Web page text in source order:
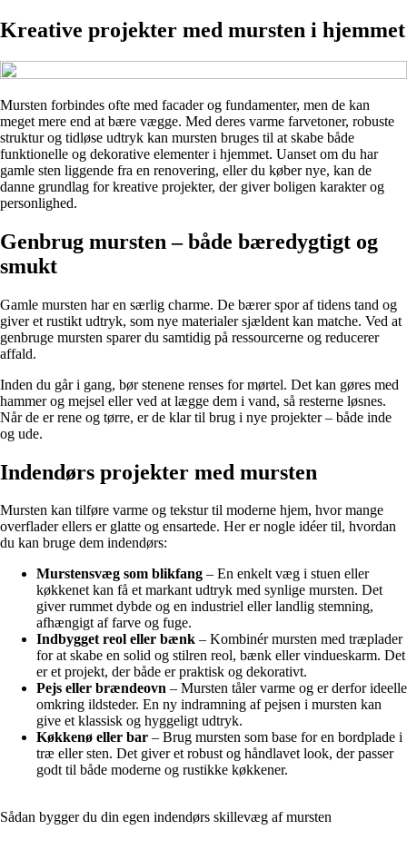
Kreative projekter med mursten i hjemmet
Mursten forbindes ofte med facader og fundamenter, men de kan
meget mere end at bære vægge. Med deres varme farvetoner, robuste
struktur og tidløse udtryk kan mursten bruges til at skabe både
funktionelle og dekorative elementer i hjemmet. Uanset om du har
gamle sten liggende fra en renovering, eller du køber nye, kan de
danne grundlag for kreative projekter, der giver boligen karakter og
personlighed.
Genbrug mursten – både bæredygtigt og
smukt
Gamle mursten har en særlig charme. De bærer spor af tidens tand og
giver et rustikt udtryk, som nye materialer sjældent kan matche. Ved at
genbruge mursten sparer du samtidig på ressourcerne og reducerer
affald.
Inden du går i gang, bør stenene renses for mørtel. Det kan gøres med
hammer og mejsel eller ved at lægge dem i vand, så resterne løsnes.
Når de er rene og tørre, er de klar til brug i nye projekter – både inde
og ude.
Indendørs projekter med mursten
Mursten kan tilføre varme og tekstur til moderne hjem, hvor mange
overflader ellers er glatte og ensartede. Her er nogle idéer til, hvordan
du kan bruge dem indendørs:
Murstensvæg som blikfang – En enkelt væg i stuen eller
køkkenet kan få et markant udtryk med synlige mursten. Det
giver rummet dybde og en industriel eller landlig stemning,
afhængigt af farve og fuge.
Indbygget reol eller bænk – Kombinér mursten med træplader
for at skabe en solid og stilren reol, bænk eller vindueskarm. Det
er et projekt, der både er praktisk og dekorativt.
Pejs eller brændeovn – Mursten tåler varme og er derfor ideelle
omkring ildsteder. En ny indramning af pejsen i mursten kan
give et klassisk og hyggeligt udtryk.
Køkkenø eller bar – Brug mursten som base for en bordplade i
træ eller sten. Det giver et robust og håndlavet look, der passer
godt til både moderne og rustikke køkkener.
Sådan bygger du din egen indendørs skillevæg af mursten